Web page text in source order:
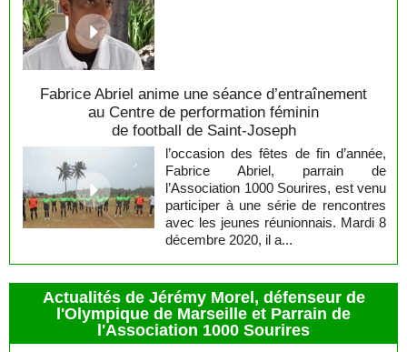
Fabrice Abriel anime une séance d’entraînement
au Centre de performation féminin
de football de Saint-Joseph
l’occasion des fêtes de fin d’année,
Fabrice Abriel, parrain de
l’Association 1000 Sourires, est venu
participer à une série de rencontres
avec les jeunes réunionnais. Mardi 8
décembre 2020, il a...
Actualités de Jérémy Morel, défenseur de
l'Olympique de Marseille et Parrain de
l'Association 1000 Sourires